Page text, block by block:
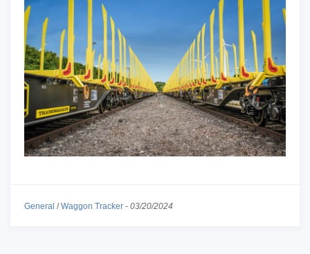
General /Waggon Tracker - 03/20/2024